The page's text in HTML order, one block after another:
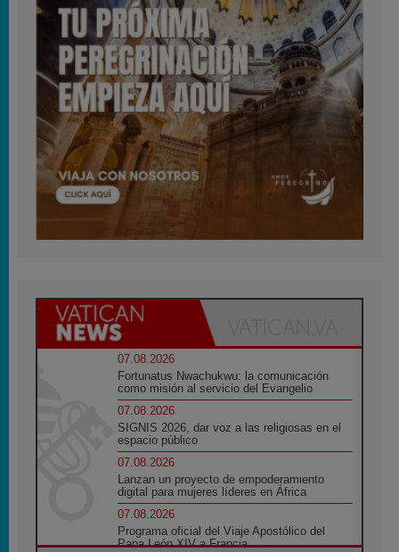
07.08.2026
Fortunatus Nwachukwu: la comunicación
como misión al servicio del Evangelio
07.08.2026
SIGNIS 2026, dar voz a las religiosas en el
espacio público
07.08.2026
Lanzan un proyecto de empoderamiento
digital para mujeres líderes en África
07.08.2026
Programa oficial del Viaje Apostólico del
Papa León XIV a Francia